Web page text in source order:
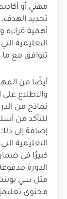
مهني أو
تحديد الهدف،
أهمية قراءة
التعليمية
تتوافق مع
أيضًا من
والاطلاع
نماذج من
للتأكد من
إضافة إلى
التعليمية
كبيرًا في
الدورة
مثل سي
محتوى